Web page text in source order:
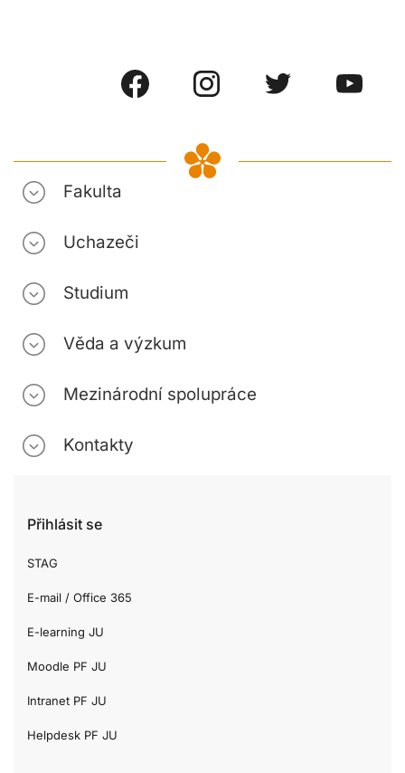
Fakulta
Uchazeči
Studium
Věda a výzkum
Mezinárodní spolupráce
Kontakty
Přihlásit se
STAG
E-mail / Office 365
E-learning JU
Moodle PF JU
Intranet PF JU
Helpdesk PF JU